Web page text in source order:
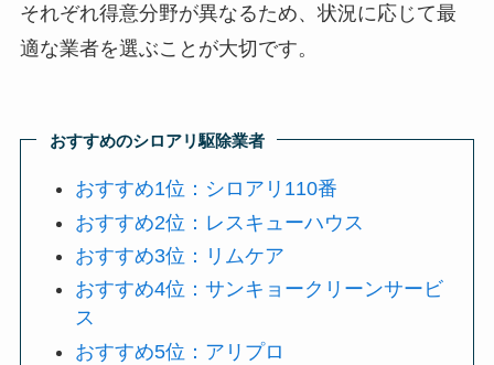
それぞれ得意分野が異なるため、状況に応じて最
適な業者を選ぶことが大切です。
おすすめのシロアリ駆除業者
おすすめ1位：シロアリ110番
おすすめ2位：レスキューハウス
おすすめ3位：リムケア
おすすめ4位：サンキョークリーンサービ
ス
おすすめ5位：アリプロ